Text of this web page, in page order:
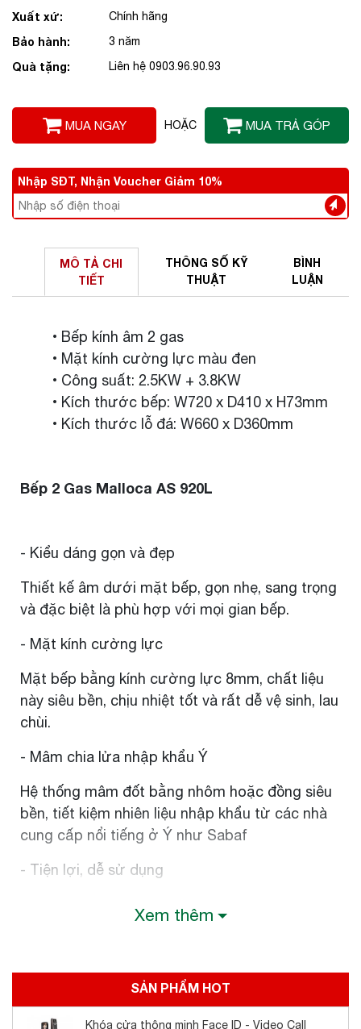
Xuất xứ: Chính hãng
Bảo hành: 3 năm
Quà tặng: Liên hệ 0903.96.90.93
MUA NGAY HOẶC MUA TRẢ GÓP
Nhập SĐT, Nhận Voucher Giảm 10%
MÔ TẢ CHI
TIẾT
THÔNG SỐ KỸ
THUẬT
BÌNH
LUẬN
• Bếp kính âm 2 gas
• Mặt kính cường lực màu đen
• Công suất: 2.5KW + 3.8KW
• Kích thước bếp: W720 x D410 x H73mm
• Kích thước lỗ đá: W660 x D360mm
Bếp 2 Gas Malloca AS 920L
- Kiểu dáng gọn và đẹp
Thiết kế âm dưới mặt bếp, gọn nhẹ, sang trọng
và đặc biệt là phù hợp với mọi gian bếp.
- Mặt kính cường lực
Mặt bếp bằng kính cường lực 8mm, chất liệu
này siêu bền, chịu nhiệt tốt và rất dễ vệ sinh, lau
chùi.
- Mâm chia lửa nhập khẩu Ý
Hệ thống mâm đốt bằng nhôm hoặc đồng siêu
bền, tiết kiệm nhiên liệu nhập khẩu từ các nhà
cung cấp nổi tiếng ở Ý như Sabaf
- Tiện lợi, dễ sử dụng
Hệ thống núm dễ sử dụng, được thiết kế đẹp
và sang trọng. Kiềng bếp bằng gang hoặc thép
- Đánh lửa bằng pin
Hệ thống đánh lửa cải tiến, bằng cách sử dụng
Xem thêm
SẢN PHẨM HOT
Khóa cửa thông minh Face ID - Video Call